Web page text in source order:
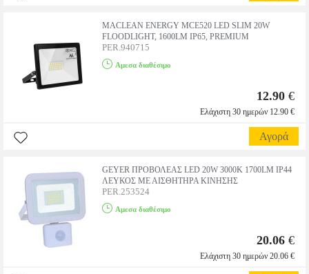
MACLEAN ENERGY MCE520 LED SLIM 20W
FLOODLIGHT, 1600LM IP65, PREMIUM
PER.940715
Αμεσα διαθέσιμο
12.90 €
Ελάχιστη 30 ημερών 12.90 €
Αγορά
GEYER ΠΡΟΒΟΛΕΑΣ LED 20W 3000K 1700LM IP44
ΛΕΥΚΟΣ ΜΕ ΑΙΣΘΗΤΗΡΑ ΚΙΝΗΣΗΣ
PER.253524
Αμεσα διαθέσιμο
20.06 €
Ελάχιστη 30 ημερών 20.06 €